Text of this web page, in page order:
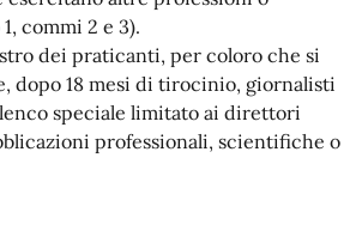
commi 2 e 3).
dei praticanti, per coloro che si
dopo 18 mesi di tirocinio, giornalisti
speciale limitato ai direttori
professionali, scientifiche o